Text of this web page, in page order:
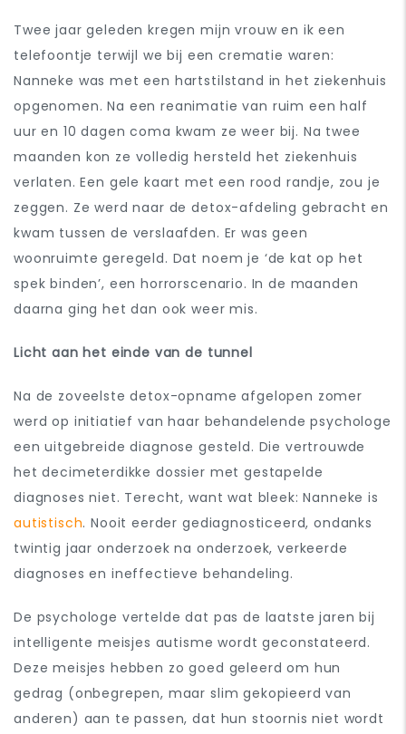
Twee jaar geleden kregen mijn vrouw en ik een
telefoontje terwijl we bij een crematie waren:
Nanneke was met een hartstilstand in het ziekenhuis
opgenomen. Na een reanimatie van ruim een half
uur en 10 dagen coma kwam ze weer bij. Na twee
maanden kon ze volledig hersteld het ziekenhuis
verlaten. Een gele kaart met een rood randje, zou je
zeggen. Ze werd naar de detox-afdeling gebracht en
kwam tussen de verslaafden. Er was geen
woonruimte geregeld. Dat noem je ‘de kat op het
spek binden’, een horrorscenario. In de maanden
daarna ging het dan ook weer mis.
Licht aan het einde van de tunnel
Na de zoveelste detox-opname afgelopen zomer
werd op initiatief van haar behandelende psychologe
een uitgebreide diagnose gesteld. Die vertrouwde
het decimeterdikke dossier met gestapelde
diagnoses niet. Terecht, want wat bleek: Nanneke is
autistisch. Nooit eerder gediagnosticeerd, ondanks
twintig jaar onderzoek na onderzoek, verkeerde
diagnoses en ineffectieve behandeling.
De psychologe vertelde dat pas de laatste jaren bij
intelligente meisjes autisme wordt geconstateerd.
Deze meisjes hebben zo goed geleerd om hun
gedrag (onbegrepen, maar slim gekopieerd van
anderen) aan te passen, dat hun stoornis niet wordt